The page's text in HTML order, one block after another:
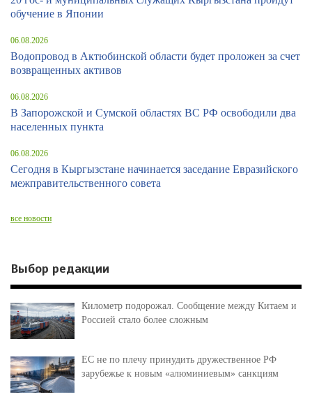
обучение в Японии
06.08.2026
Водопровод в Актюбинской области будет проложен за счет
возвращенных активов
06.08.2026
В Запорожской и Сумской областях ВС РФ освободили два
населенных пункта
06.08.2026
Сегодня в Кыргызстане начинается заседание Евразийского
межправительственного совета
все новости
Выбор редакции
Километр подорожал. Сообщение между Китаем и
Россией стало более сложным
ЕС не по плечу принудить дружественное РФ
зарубежье к новым «алюминиевым» санкциям